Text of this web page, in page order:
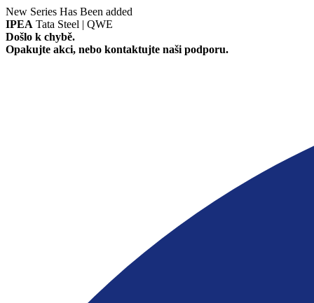
New Series Has Been added
IPEA Tata Steel | QWE
Došlo k chybě.
Opakujte akci, nebo kontaktujte naši podporu.